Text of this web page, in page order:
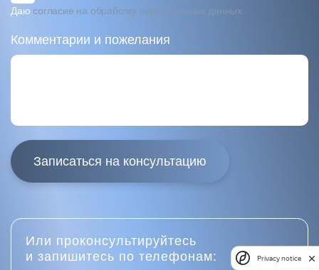
Даю согласие на обработку персональных данных
Комментарии и пожелания
Записаться на консультацию
Или проконсультируйтесь
и запишитесь по телефонам:
Privacy notice